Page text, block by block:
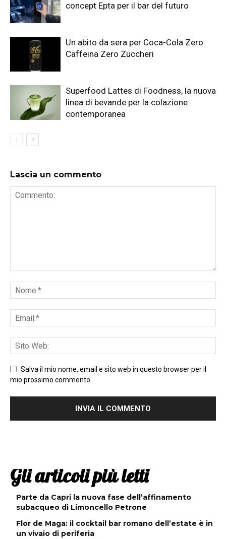
concept Epta per il bar del futuro
Un abito da sera per Coca-Cola Zero
Caffeina Zero Zuccheri
Superfood Lattes di Foodness, la nuova
linea di bevande per la colazione
contemporanea
Lascia un commento
Salva il mio nome, email e sito web in questo browser per il
mio prossimo commento.
Gli articoli più letti
Parte da Capri la nuova fase dell’affinamento
subacqueo di Limoncello Petrone
Flor de Maga: il cocktail bar romano dell’estate è in
un vivaio di periferia